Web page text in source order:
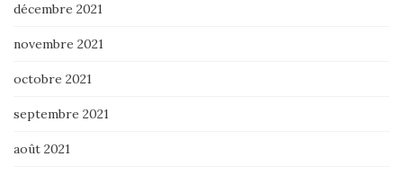
décembre 2021
novembre 2021
octobre 2021
septembre 2021
août 2021